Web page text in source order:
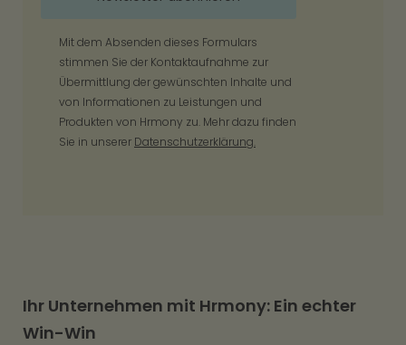
Mit dem Absenden dieses Formulars
stimmen Sie der Kontaktaufnahme zur
Übermittlung der gewünschten Inhalte und
von Informationen zu Leistungen und
Produkten von Hrmony zu. Mehr dazu finden
Sie in unserer Datenschutzerklärung.
Ihr Unternehmen mit Hrmony: Ein echter
Win-Win